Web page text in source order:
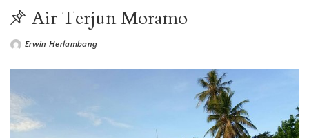
Air Terjun Moramo
Erwin Herlambang